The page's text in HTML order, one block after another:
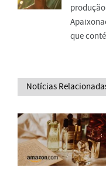
que
Notícias